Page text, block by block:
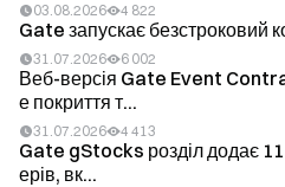
03.08.2026 4 822
Gate запускає безстроковий
31.07.2026 6 002
Веб-версія Gate Event
е покриття т...
31.07.2026 4 413
Gate gStocks розділ додає 11
ерів, вк...